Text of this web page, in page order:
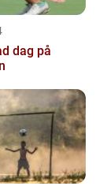
dag på